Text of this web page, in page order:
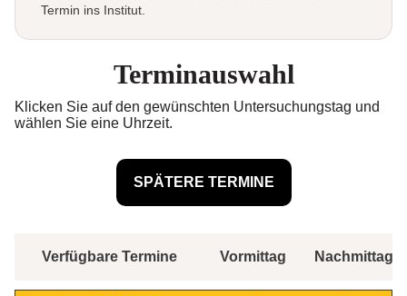
Termin ins Institut.
Terminauswahl
Klicken Sie auf den gewünschten Untersuchungstag und
wählen Sie eine Uhrzeit.
Verfügbare Termine Vormittag Nachmittag